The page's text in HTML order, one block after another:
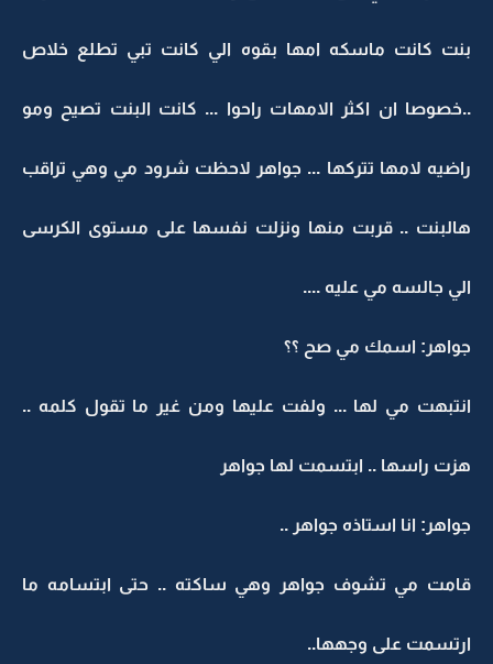
بنت كانت ماسكه امها بقوه الي كانت تبي تطلع خلاص
..خصوصا ان اكثر الامهات راحوا ... كانت البنت تصيح ومو
راضيه لامها تتركها ... جواهر لاحظت شرود مي وهي تراقب
هالبنت .. قربت منها ونزلت نفسها على مستوى الكرسى
الي جالسه مي عليه ....
جواهر: اسمك مي صح ؟؟
انتبهت مي لها ... ولفت عليها ومن غير ما تقول كلمه ..
هزت راسها .. ابتسمت لها جواهر
جواهر: انا استاذه جواهر ..
قامت مي تشوف جواهر وهي ساكته .. حتى ابتسامه ما
ارتسمت على وجهها..